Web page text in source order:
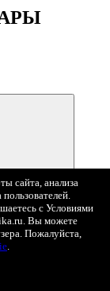
В избранное
сайта, анализа
с Условиями
Вы можете
Пожалуйста,
.